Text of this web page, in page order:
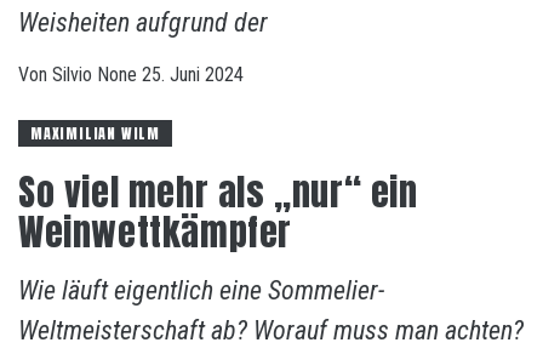
Weisheiten aufgrund der
Von Silvio None 25. Juni 2024
MAXIMILIAN WILM
So viel mehr als „nur“ ein
Weinwettkämpfer
Wie läuft eigentlich eine Sommelier-
Weltmeisterschaft ab? Worauf muss man achten?